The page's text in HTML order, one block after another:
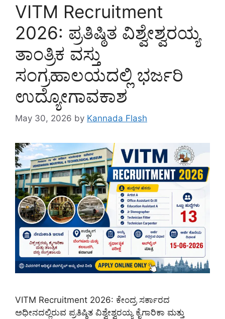
VITM Recruitment
2026: ಪ್ರತಿಷ್ಠಿತ ವಿಶ್ವೇಶ್ವರಯ್ಯ
ತಾಂತ್ರಿಕ ವಸ್ತು
ಸಂಗ್ರಹಾಲಯದಲ್ಲಿ ಭರ್ಜರಿ
ಉದ್ಯೋಗಾವಕಾಶ
May 30, 2026 by Kannada Flash
VITM Recruitment 2026: ಕೇಂದ್ರ ಸರ್ಕಾರದ
ಅಧೀನದಲ್ಲಿರುವ ಪ್ರತಿಷ್ಠಿತ ವಿಶ್ವೇಶ್ವರಯ್ಯ ಕೈಗಾರಿಕಾ ಮತ್ತು